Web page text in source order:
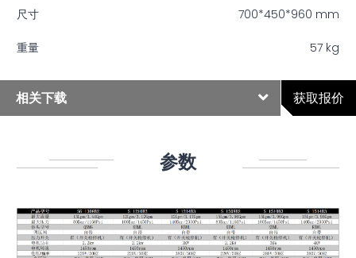
尺寸 700*450*960 mm
重量 57 kg
相关下载
概述
应用领域
相关下载
获取报价
参数